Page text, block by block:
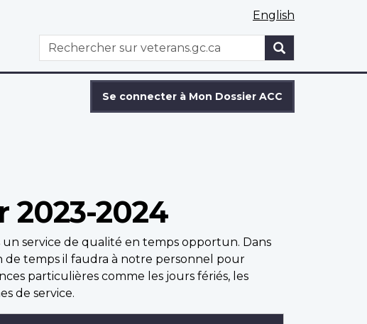
English
WxT
Search
Rechercher
Se connecter à Mon Dossier ACC
2023-2024
un service de qualité en temps opportun. Dans
de temps il faudra à notre personnel pour
particulières comme les jours fériés, les
de service.